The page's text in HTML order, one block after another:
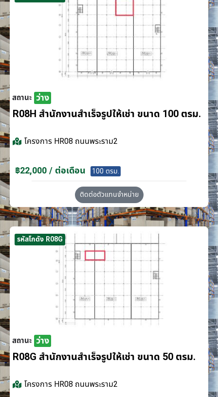
สถานะ ว่าง
R08H สำนักงานสำเร็จรูปให้เช่า ขนาด 100 ตรม.
โครงการ HR08 ถนนพระราม2
฿22,000 / ต่อเดือน 100 ตรม.
ติดต่อตัวแทนจำหน่าย
รหัสโกดัง R08G
สถานะ ว่าง
R08G สำนักงานสำเร็จรูปให้เช่า ขนาด 50 ตรม.
โครงการ HR08 ถนนพระราม2